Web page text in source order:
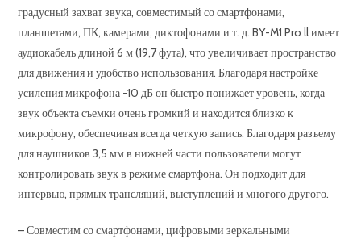
градусный захват звука, совместимый со смартфонами,
планшетами, ПК, камерами, диктофонами и т. д. BY-M1 Pro ll имеет
аудиокабель длиной 6 м (19,7 фута), что увеличивает пространство
для движения и удобство использования. Благодаря настройке
усиления микрофона -10 дБ он быстро понижает уровень, когда
звук объекта съемки очень громкий и находится близко к
микрофону, обеспечивая всегда четкую запись. Благодаря разъему
для наушников 3,5 мм в нижней части пользователи могут
контролировать звук в режиме смартфона. Он подходит для
интервью, прямых трансляций, выступлений и многого другого.
– Совместим со смартфонами, цифровыми зеркальными